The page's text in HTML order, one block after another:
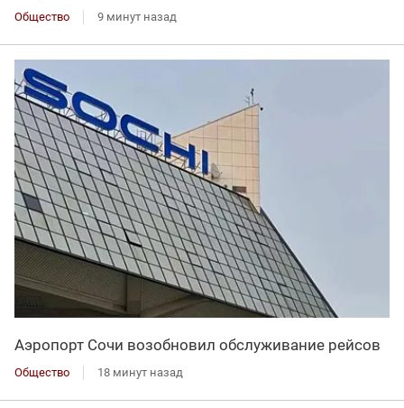
Общество 9 минут назад
Аэропорт Сочи возобновил обслуживание рейсов
Общество 18 минут назад